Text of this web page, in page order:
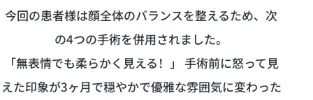
今回の患者様は顔全体のバランスを整えるため、次
の4つの手術を併用されました。
「無表情でも柔らかく見える！」 手術前に怒って見
えた印象が3ヶ月で穏やかで優雅な雰囲気に変わった